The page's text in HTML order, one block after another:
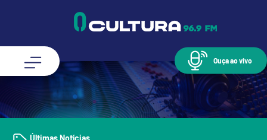
Ouça ao vivo
Últimas Notícias